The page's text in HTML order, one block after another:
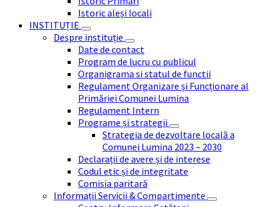
Istoric aleși locali
INSTITUȚIE
Despre instituție
Date de contact
Program de lucru cu publicul
Organigrama si statul de functii
Regulament Organizare și Funcționare al
Primăriei Comunei Lumina
Regulament Intern
Programe și strategii
Strategia de dezvoltare locală a
Comunei Lumina 2023 – 2030
Declarații de avere și de interese
Codul etic și de integritate
Comisia paritară
Informații Servicii & Compartimente